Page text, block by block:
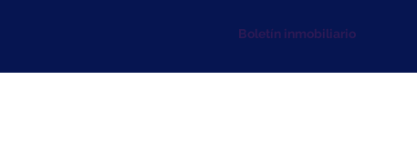
Boletín inmobiliario